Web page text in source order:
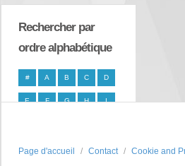
Rechercher par
ordre alphabétique
# A B C D
E F G H I
P S
Page d'accueil Contact Cookie and